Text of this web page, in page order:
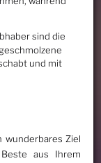
sind die
und mit
wunderbares Ziel
aus Ihrem